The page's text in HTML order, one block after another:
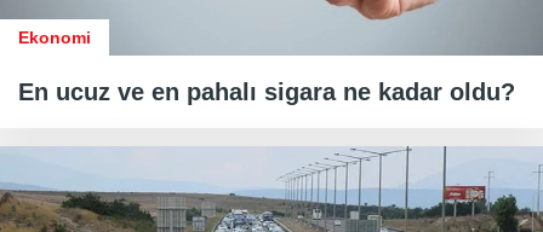
Ekonomi
En ucuz ve en pahalı sigara ne kadar oldu?